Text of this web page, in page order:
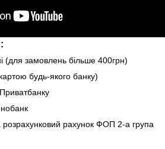
(для замовлень більше 400грн)
будь-якого банку)
розрахунковий рахунок ФОП 2-а група